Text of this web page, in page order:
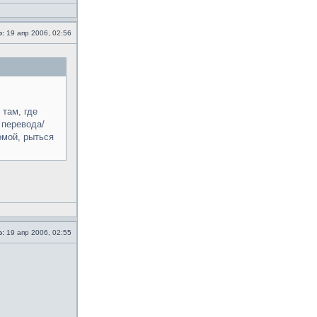
19 апр 2006, 02:56
где
рыться
19 апр 2006, 02:55